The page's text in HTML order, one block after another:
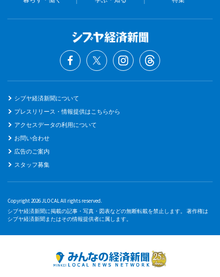
シブヤ経済新聞について
プレスリリース・情報提供はこちらから
アクセスデータの利用について
お問い合わせ
広告のご案内
スタッフ募集
Copyright 2026 JLOCAL All rights reserved.
シブヤ経済新聞に掲載の記事・写真・図表などの無断転載を禁止します。 著作権は
シブヤ経済新聞またはその情報提供者に属します。